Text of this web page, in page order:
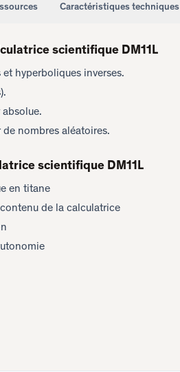
Caractéristiques techniques
scientifique DM11L
hyperboliques inverses.
nombres aléatoires.
scientifique DM11L
en titane
de la calculatrice